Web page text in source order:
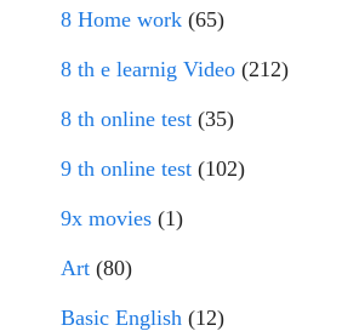
8 Home work (65)
8 th e learnig Video (212)
8 th online test (35)
9 th online test (102)
9x movies (1)
Art (80)
Basic English (12)